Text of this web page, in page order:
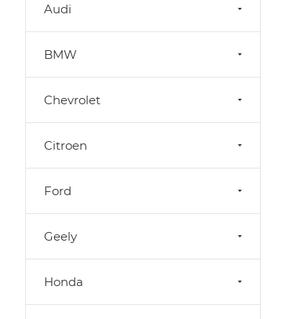
Audi
BMW
Chevrolet
Citroen
Ford
Geely
Honda